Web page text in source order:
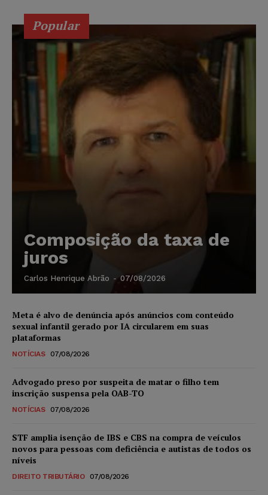
Popular
Composição da taxa de
juros
Carlos Henrique Abrão - 07/08/2026
Meta é alvo de denúncia após anúncios com conteúdo
sexual infantil gerado por IA circularem em suas
plataformas
NOTÍCIAS 07/08/2026
Advogado preso por suspeita de matar o filho tem
inscrição suspensa pela OAB-TO
NOTÍCIAS 07/08/2026
STF amplia isenção de IBS e CBS na compra de veículos
novos para pessoas com deficiência e autistas de todos os
níveis
DIREITO TRIBUTÁRIO 07/08/2026